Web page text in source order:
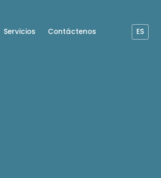
Servicios Contáctenos ES